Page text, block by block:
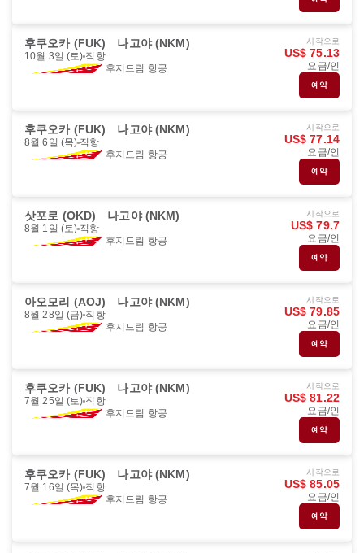
후쿠오카 (FUK) 나고야 (NKM)
10월 3일 (토) 직항
후지드림 항공
시작으로
US$ 75.13
요금/인
예약
후쿠오카 (FUK) 나고야 (NKM)
8월 6일 (목) 직항
후지드림 항공
시작으로
US$ 77.14
요금/인
예약
삿포로 (OKD) 나고야 (NKM)
8월 1일 (토) 직항
후지드림 항공
시작으로
US$ 79.7
요금/인
예약
아오모리 (AOJ) 나고야 (NKM)
8월 28일 (금) 직항
후지드림 항공
시작으로
US$ 79.85
요금/인
예약
후쿠오카 (FUK) 나고야 (NKM)
7월 25일 (토) 직항
후지드림 항공
시작으로
US$ 81.22
요금/인
예약
후쿠오카 (FUK) 나고야 (NKM)
7월 16일 (목) 직항
후지드림 항공
시작으로
US$ 85.05
요금/인
예약